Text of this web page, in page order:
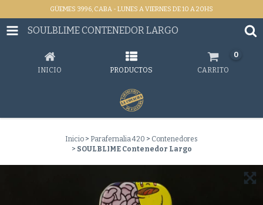
GÜEMES 3996, CABA - LUNES A VIERNES DE 10 A 20HS
SOULBLIME CONTENEDOR LARGO
INICIO PRODUCTOS CARRITO
0
Inicio > Parafernalia 420 > Contenedores
> SOULBLIME Contenedor Largo